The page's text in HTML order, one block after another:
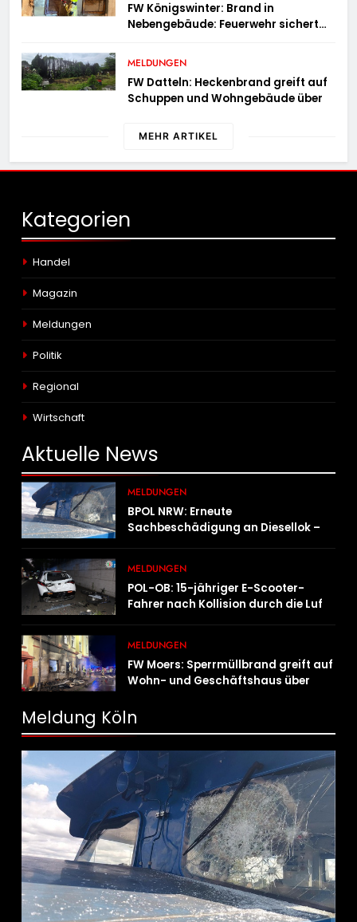
FW Königswinter: Brand in
Nebengebäude: Feuerwehr sichert
MELDUNGEN
FW Datteln: Heckenbrand greift auf
Schuppen und Wohngebäude über
MEHR ARTIKEL
Kategorien
Handel
Magazin
Meldungen
Politik
Regional
Wirtschaft
Aktuelle News
MELDUNGEN
BPOL NRW: Erneute
Sachbeschädigung an Diesellok –
MELDUNGEN
POL-OB: 15-jähriger E-Scooter-
Fahrer nach Kollision durch die Luft
MELDUNGEN
FW Moers: Sperrmüllbrand greift auf
Wohn- und Geschäftshaus über
Meldung Köln